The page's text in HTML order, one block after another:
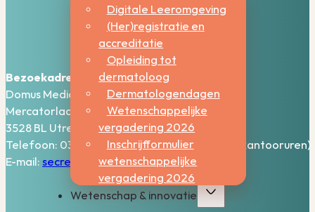
Digitale Leeromgeving
(Her)registratie en
accreditatie
Opleiding tot
dermatoloog
Dermatologendagen
Wetenschappelijke
vergadering 2026
Inschrijfformulier
wetenschappelijke
vergadering 2026
Wetenschap & innovatie
Bezoekadres:
Domus Medica – 5e verdieping
Mercatorlaan 1200
3528 BL Utrecht
Telefoon: 030-2006800 (bereikbaar tijdens kantooruren)
E-mail: secretariaat@nvdv.nl